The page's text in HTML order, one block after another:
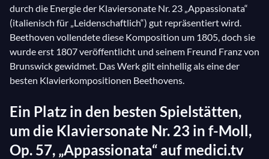
durch die Energie der Klaviersonate Nr. 23 „Appassionata“
(italienisch für „Leidenschaftlich“) gut repräsentiert wird.
Beethoven vollendete diese Komposition um 1805, doch sie
wurde erst 1807 veröffentlicht und seinem Freund Franz von
Brunswick gewidmet. Das Werk gilt einhellig als eine der
besten Klavierkompositionen Beethovens.
Ein Platz in den besten Spielstätten,
um die Klaviersonate Nr. 23 in f-Moll,
Op. 57, „Appassionata“ auf medici.tv